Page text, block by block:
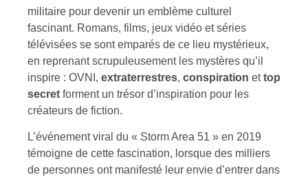
militaire pour devenir un emblème culturel
fascinant. Romans, films, jeux vidéo et séries
télévisées se sont emparés de ce lieu mystérieux,
en reprenant scrupuleusement les mystères qu’il
inspire : OVNI, extraterrestres, conspiration ettop
secret forment un trésor d’inspiration pour les
créateurs de fiction.
L’événement viral du « Storm Area 51 » en 2019
témoigne de cette fascination, lorsque des milliers
de personnes ont manifesté leur envie d’entrer dans